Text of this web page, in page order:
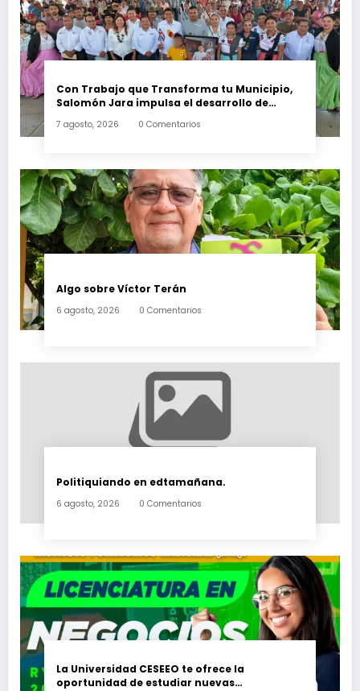
Con Trabajo que Transforma tu Municipio,
Salomón Jara impulsa el desarrollo de
7 agosto, 2026 0 Comentarios
Algo sobre Víctor Terán
6 agosto, 2026 0 Comentarios
Politiquiando en edtamañana.
6 agosto, 2026 0 Comentarios
La Universidad CESEEO te ofrece la
oportunidad de estudiar nuevas